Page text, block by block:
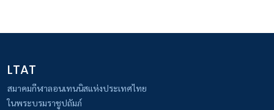
LTAT
สมาคมกีฬาลอนเทนนิสแห่งประเทศไทย
ในพระบรมราชูปถัมภ์